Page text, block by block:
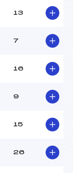
13
7
16
9
15
26